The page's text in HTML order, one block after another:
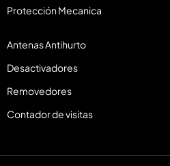
Protección Mecanica
Antenas Antihurto
Desactivadores
Removedores
Contador de visitas